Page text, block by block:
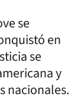
se
en
se
y
nacionales.